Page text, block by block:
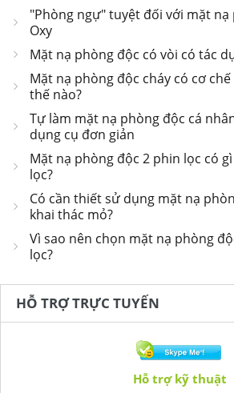
"Phòng ngự" tuyệt đối với mặt
Oxy
Mặt nạ phòng độc có vòi có tác
Mặt nạ phòng độc cháy có cơ
thế nào?
Tự làm mặt nạ phòng độc cá
dụng cụ đơn giản
Mặt nạ phòng độc 2 phin lọc có
lọc?
Có cần thiết sử dụng mặt nạ
khai thác mỏ?
Vì sao nên chọn mặt nạ phòng
lọc?
HỖ TRỢ TRỰC TUYẾN
Hỗ trợ kỹ thuật